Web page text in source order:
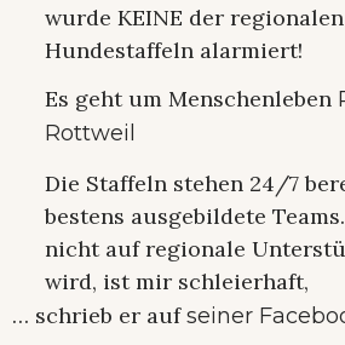
wurde KEINE der regionalen
Hundestaffeln alarmiert!
Es geht um Menschenleben
Rottweil
Die Staffeln stehen 24/7
bestens ausgebildete
nicht auf regionale
wird, ist mir schleierhaft,
… schrieb er aufseiner